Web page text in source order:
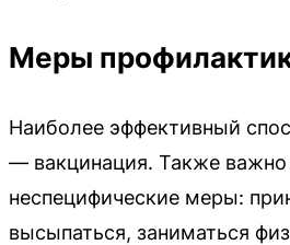
Меры
Наиболее эффективный
— вакцинация. Также
неспецифические меры:
высыпаться, заниматься